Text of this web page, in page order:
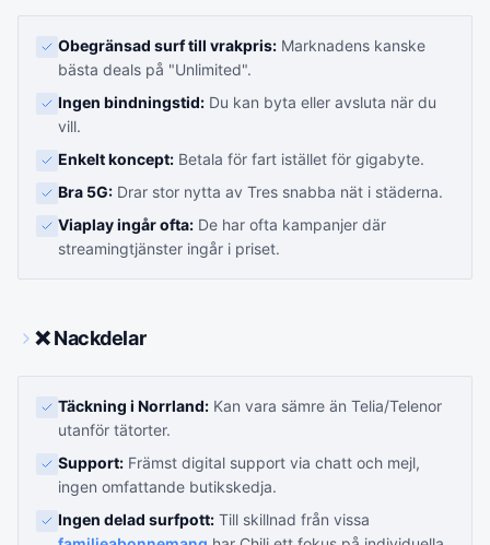
Obegränsad surf till vrakpris: Marknadens kanske
bästa deals på "Unlimited".
Ingen bindningstid: Du kan byta eller avsluta när du
vill.
Enkelt koncept: Betala för fart istället för gigabyte.
Bra 5G: Drar stor nytta av Tres snabba nät i städerna.
Viaplay ingår ofta: De har ofta kampanjer där
streamingtjänster ingår i priset.
❌ Nackdelar
Täckning i Norrland: Kan vara sämre än Telia/Telenor
utanför tätorter.
Support: Främst digital support via chatt och mejl,
ingen omfattande butikskedja.
Ingen delad surfpott: Till skillnad från vissa